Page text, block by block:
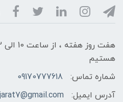
هستیم
شماره تماس:
09170777618
آدرس ایمیل: